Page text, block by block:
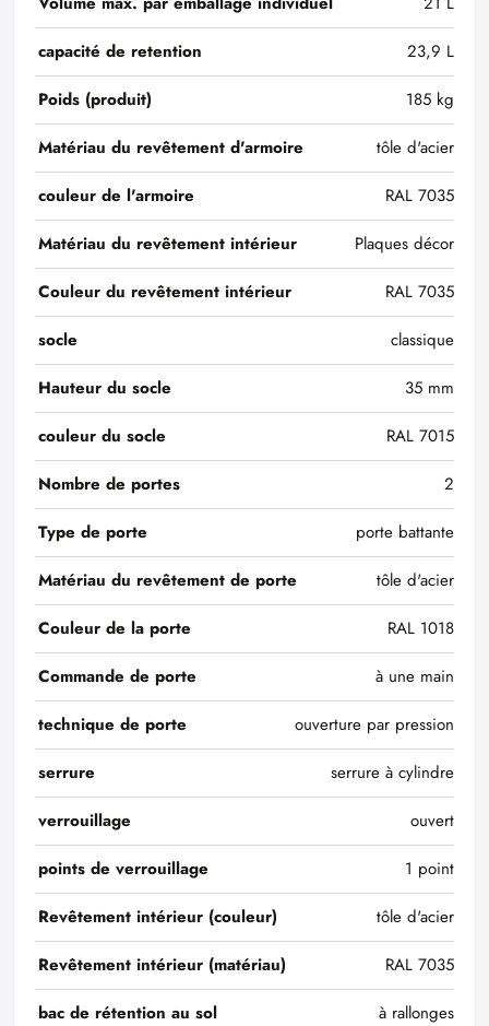
capacité de retention
23,9 L
Poids (produit)
185 kg
Matériau du revêtement d'armoire
tôle d'acier
couleur de l'armoire
RAL 7035
Matériau du revêtement intérieur
Plaques décor
Couleur du revêtement intérieur
RAL 7035
socle
classique
Hauteur du socle
35 mm
couleur du socle
RAL 7015
Nombre de portes
2
Type de porte
porte battante
Matériau du revêtement de porte
tôle d'acier
Couleur de la porte
RAL 1018
Commande de porte
à une main
technique de porte
ouverture par pression
serrure
serrure à cylindre
verrouillage
ouvert
points de verrouillage
1 point
Revêtement intérieur (couleur)
tôle d'acier
Revêtement intérieur (matériau)
RAL 7035
bac de rétention au sol
à rallonges